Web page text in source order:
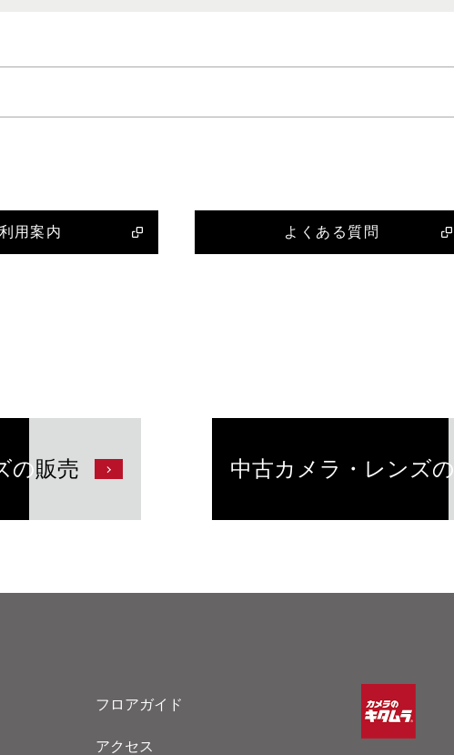
用案内 よくある質問
の販売 中古カメラ・レンズの
フロアガイド
アクセス